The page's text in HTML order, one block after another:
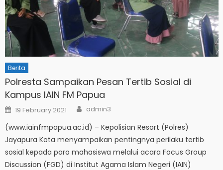
Berita
Polresta Sampaikan Pesan Tertib Sosial di
Kampus IAIN FM Papua
Posted
on
19 February 2021 Author
admin3
(www.iainfmpapua.ac.id) – Kepolisian Resort (Polres)
Jayapura Kota menyampaikan pentingnya perilaku tertib
sosial kepada para mahasiswa melalui acara Focus Group
Discussion (FGD) di Institut Agama Islam Negeri (IAIN)